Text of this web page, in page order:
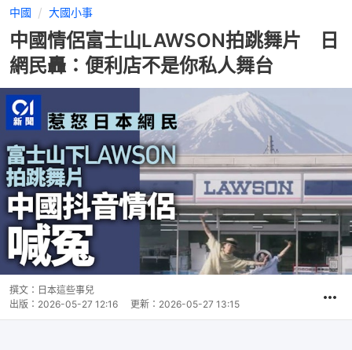
中國 大國小事
中國情侶富士山LAWSON拍跳舞片 日
網民轟：便利店不是你私人舞台
撰文： 日本這些事兒
出版： 2026-05-27 12:16 更新： 2026-05-27 13:15